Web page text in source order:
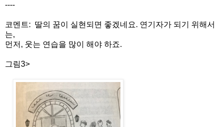
----
코멘트: 딸의 꿈이 실현되면 좋겠네요. 연기자가 되기 위해서
는,
먼저, 웃는 연습을 많이 해야 하죠.
그림3>